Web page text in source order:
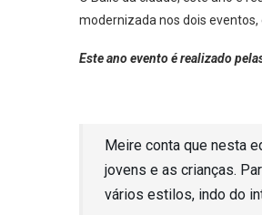
modernizada nos dois
Este ano evento é realizado
Meire conta que nesta
jovens e as crianças.
vários estilos, indo do